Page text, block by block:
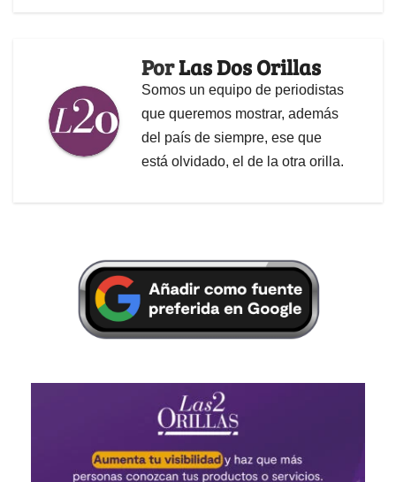
PorLas Dos Orillas
Somos un equipo de periodistas
que queremos mostrar, además
del país de siempre, ese que
está olvidado, el de la otra orilla.